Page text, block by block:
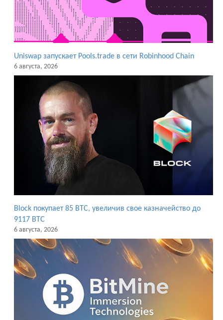
Uniswap запускает Pools.trade в сети Robinhood Chain
6 августа, 2026
Block покупает 85 BTC, увеличив свое казначейство до
9117 BTC
6 августа, 2026